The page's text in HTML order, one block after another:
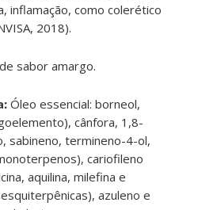
inflamação, como colerético
2018).
sabor amargo.
Óleo essencial: borneol,
cânfora, 1,8-
sabineno, termineno-4-ol,
cariofileno
aquilina, milefina e
azuleno e